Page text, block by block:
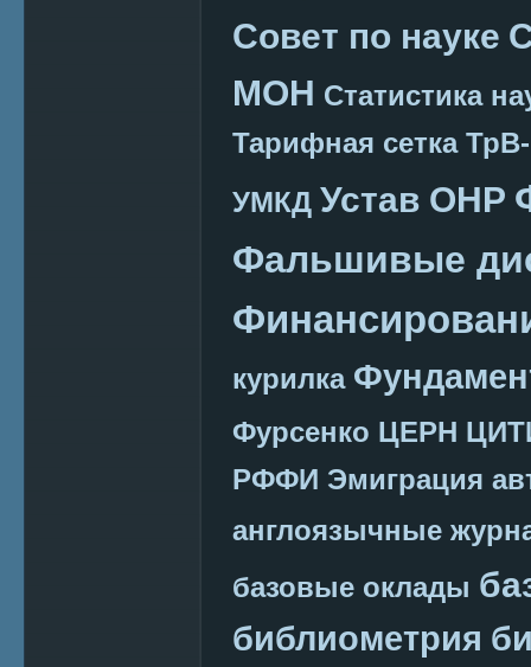
Совет по науке
МОН Статистика
Тарифная сетка
УМКД Устав ОНР
Фальшивые
курилка
Фурсенко ЦЕРН
РФФИ Эмиграция
англоязычные
базовые оклады
библиометрия